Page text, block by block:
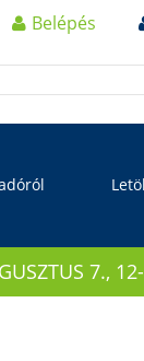
Belépés
7.,